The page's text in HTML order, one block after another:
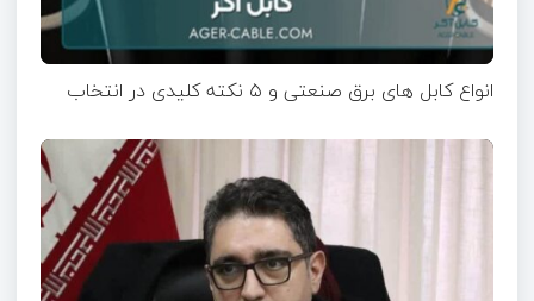
انواع کابل های برق صنعتی و ۵ نکته کلیدی در انتخاب